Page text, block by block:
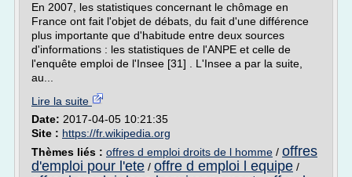
En 2007, les statistiques concernant le chômage en
France ont fait l'objet de débats, du fait d'une différence
plus importante que d'habitude entre deux sources
d'informations : les statistiques de l'ANPE et celle de
l'enquête emploi de l'Insee [31] . L'Insee a par la suite,
au...
Lire la suite
Date: 2017-04-05 10:21:35
Site : https://fr.wikipedia.org
Thèmes liés : offres d emploi droits de l homme / offres
d'emploi pour l'ete / offre d emploi l equipe /